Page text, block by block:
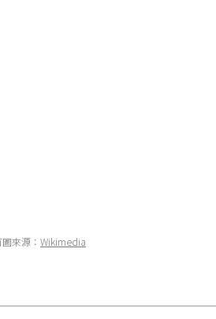
圖來源： Wikimedia